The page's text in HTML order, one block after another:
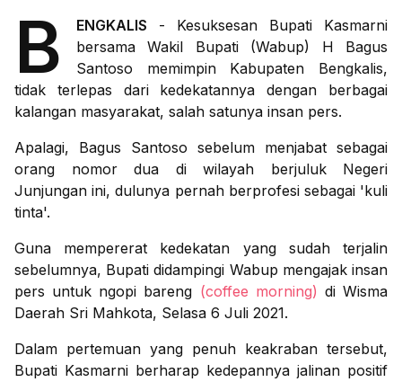
B ENGKALIS - Kesuksesan Bupati Kasmarni
bersama Wakil Bupati (Wabup) H Bagus
Santoso memimpin Kabupaten Bengkalis,
tidak terlepas dari kedekatannya dengan berbagai
kalangan masyarakat, salah satunya insan pers.
Apalagi, Bagus Santoso sebelum menjabat sebagai
orang nomor dua di wilayah berjuluk Negeri
Junjungan ini, dulunya pernah berprofesi sebagai 'kuli
tinta'.
Guna mempererat kedekatan yang sudah terjalin
sebelumnya, Bupati didampingi Wabup mengajak insan
pers untuk ngopi bareng (coffee morning) di Wisma
Daerah Sri Mahkota, Selasa 6 Juli 2021.
Dalam pertemuan yang penuh keakraban tersebut,
Bupati Kasmarni berharap kedepannya jalinan positif